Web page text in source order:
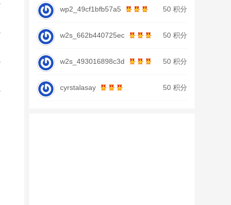
wp2_49cf1bfb57a5 50 积分
w2s_662b440725ec 50 积分
w2s_493016898c3d 50 积分
cyrstalasay 50 积分